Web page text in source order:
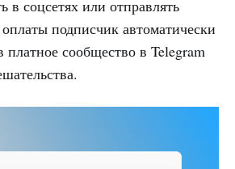
в соцсетях или отправлять
подписчик автоматически
платное сообщество в Telegram